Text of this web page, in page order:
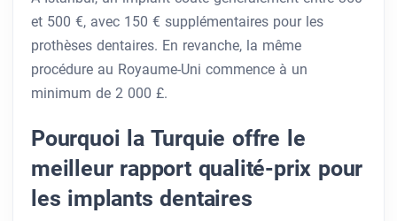
et 500 €, avec 150 € supplémentaires pour les
prothèses dentaires. En revanche, la même
procédure au Royaume-Uni commence à un
minimum de 2 000 £.
Pourquoi la Turquie offre le
meilleur rapport qualité-prix pour
les implants dentaires